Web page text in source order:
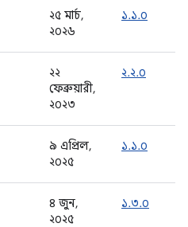
২৫ মার্চ,
২০২৬
১.১.০
২২
ফেব্রুয়ারী,
২০২৩
২.২.০
৯ এপ্রিল,
২০২৫
১.১.০
৪ জুন,
২০২৫
১.৩.০